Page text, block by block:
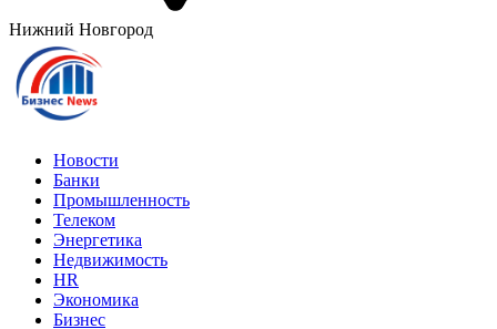
Нижний Новгород
Новости
Банки
Промышленность
Телеком
Энергетика
Недвижимость
HR
Экономика
Бизнес